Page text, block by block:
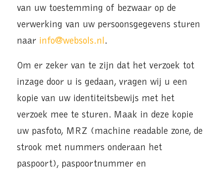
van uw toestemming of bezwaar op de
verwerking van uw persoonsgegevens sturen
naar info@websols.nl .
Om er zeker van te zijn dat het verzoek tot
inzage door u is gedaan, vragen wij u een
kopie van uw identiteitsbewijs met het
verzoek mee te sturen. Maak in deze kopie
uw pasfoto, MRZ (machine readable zone, de
strook met nummers onderaan het
paspoort), paspoortnummer en